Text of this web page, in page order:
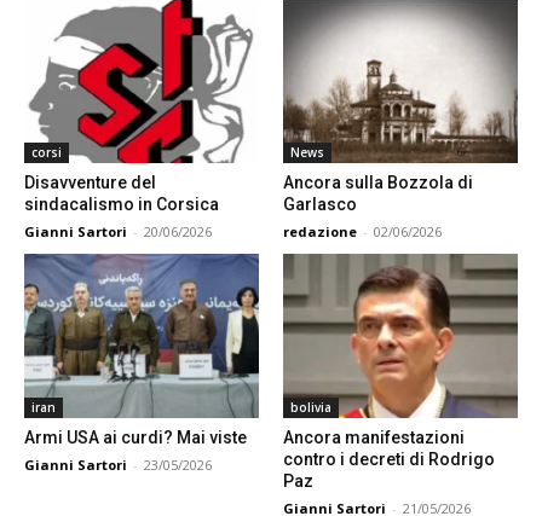
corsi
Disavventure del
sindacalismo in Corsica
Gianni Sartori - 20/06/2026
News
Ancora sulla Bozzola di
Garlasco
redazione - 02/06/2026
iran
Armi USA ai curdi? Mai viste
Gianni Sartori - 23/05/2026
bolivia
Ancora manifestazioni
contro i decreti di Rodrigo
Paz
Gianni Sartori - 21/05/2026